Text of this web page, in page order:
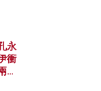
永
衝
者
崛